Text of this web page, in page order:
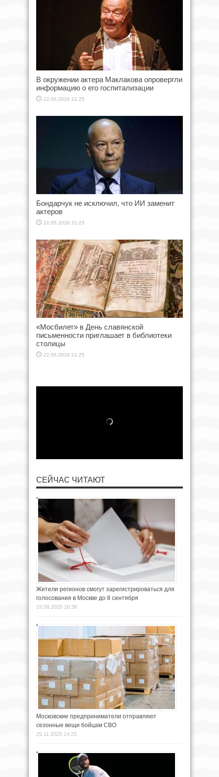
В окружении актера Маклакова опровергли
информацию о его госпитализации
22.05.2026 21:25
Бондарчук не исключил, что ИИ заменит
актеров
22.05.2026 21:25
«Мосбилет» в День славянской
письменности приглашает в библиотеки
столицы
22.05.2026 21:25
СЕЙЧАС ЧИТАЮТ
Жители регионов смогут зарегистрироваться для
голосования в Москве до 8 сентября
19.08.2025 16:36
Московские предприниматели отправляют
сезонные вещи бойцам СВО
25.11.2025 14:25